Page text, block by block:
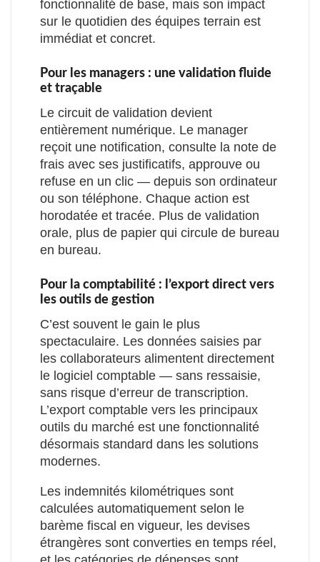
fonctionnalité de base, mais son impact
sur le quotidien des équipes terrain est
immédiat et concret.
Pour les managers : une validation fluide
et traçable
Le circuit de validation devient
entièrement numérique. Le manager
reçoit une notification, consulte la note de
frais avec ses justificatifs, approuve ou
refuse en un clic — depuis son ordinateur
ou son téléphone. Chaque action est
horodatée et tracée. Plus de validation
orale, plus de papier qui circule de bureau
en bureau.
Pour la comptabilité : l’export direct vers
les outils de gestion
C’est souvent le gain le plus
spectaculaire. Les données saisies par
les collaborateurs alimentent directement
le logiciel comptable — sans ressaisie,
sans risque d’erreur de transcription.
L’export comptable vers les principaux
outils du marché est une fonctionnalité
désormais standard dans les solutions
modernes.
Les indemnités kilométriques sont
calculées automatiquement selon le
barème fiscal en vigueur, les devises
étrangères sont converties en temps réel,